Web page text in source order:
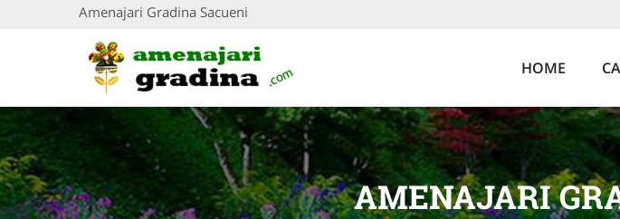
Amenajari Gradina Sacueni
HOME
AMENAJARI